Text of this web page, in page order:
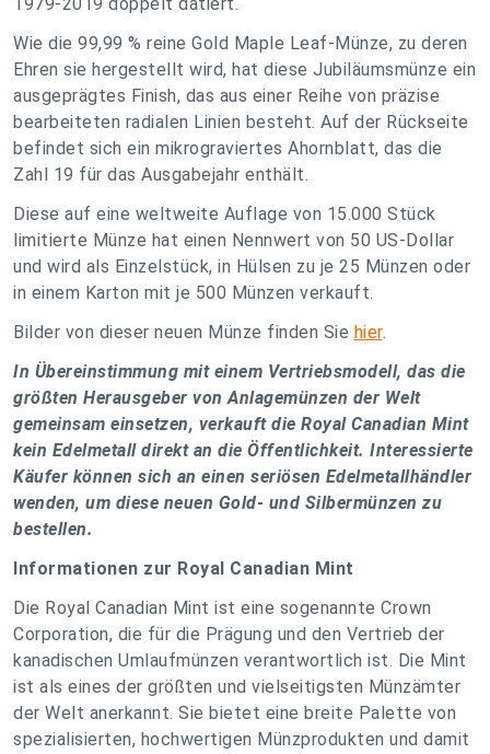
Wie die 99,99 % reine Gold Maple Leaf-Münze, zu deren
Ehren sie hergestellt wird, hat diese Jubiläumsmünze ein
ausgeprägtes Finish, das aus einer Reihe von präzise
bearbeiteten radialen Linien besteht. Auf der Rückseite
befindet sich ein mikrograviertes Ahornblatt, das die
Zahl 19 für das Ausgabejahr enthält.
Diese auf eine weltweite Auflage von 15.000 Stück
limitierte Münze hat einen Nennwert von 50 US-Dollar
und wird als Einzelstück, in Hülsen zu je 25 Münzen oder
in einem Karton mit je 500 Münzen verkauft.
Bilder von dieser neuen Münze finden Sie hier.
In Übereinstimmung mit einem Vertriebsmodell, das die
größten Herausgeber von Anlagemünzen der Welt
gemeinsam einsetzen, verkauft die Royal Canadian Mint
kein Edelmetall direkt an die Öffentlichkeit. Interessierte
Käufer können sich an einen seriösen Edelmetallhändler
wenden, um diese neuen Gold- und Silbermünzen zu
bestellen.
Informationen zur Royal Canadian Mint
Die Royal Canadian Mint ist eine sogenannte Crown
Corporation, die für die Prägung und den Vertrieb der
kanadischen Umlaufmünzen verantwortlich ist. Die Mint
ist als eines der größten und vielseitigsten Münzämter
der Welt anerkannt. Sie bietet eine breite Palette von
spezialisierten, hochwertigen Münzprodukten und damit